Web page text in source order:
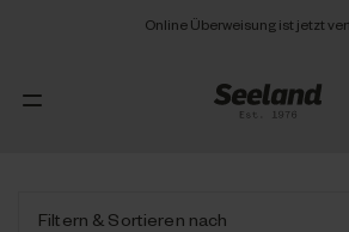
Online Überweisung ist jetzt
Filtern & Sortieren nach